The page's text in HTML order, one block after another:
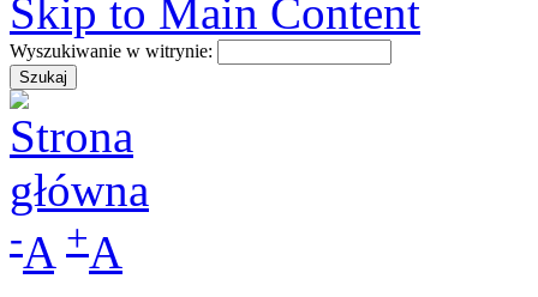
Skip to Main Content
Wyszukiwanie w witrynie:
-A +A